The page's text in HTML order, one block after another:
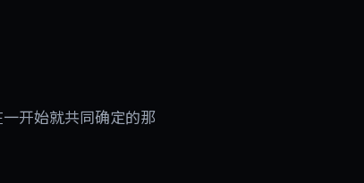
开始就共同确定的那